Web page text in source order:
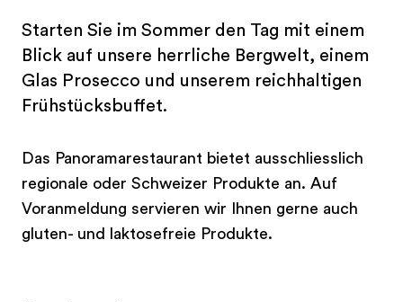
Starten Sie im Sommer den Tag mit einem
Blick auf unsere herrliche Bergwelt, einem
Glas Prosecco und unserem reichhaltigen
Frühstücksbuffet.
Das Panoramarestaurant bietet ausschliesslich
regionale oder Schweizer Produkte an. Auf
Voranmeldung servieren wir Ihnen gerne auch
gluten- und laktosefreie Produkte.